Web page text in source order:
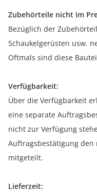
Zubehörteile nicht im
Bezüglich der
Schaukelgerüsten usw.
Oftmals sind diese
Verfügbarkeit:
Über die Verfügbarkeit
eine separate
nicht zur Verfügung
Auftragsbestätigung
mitgeteilt.
Lieferzeit: